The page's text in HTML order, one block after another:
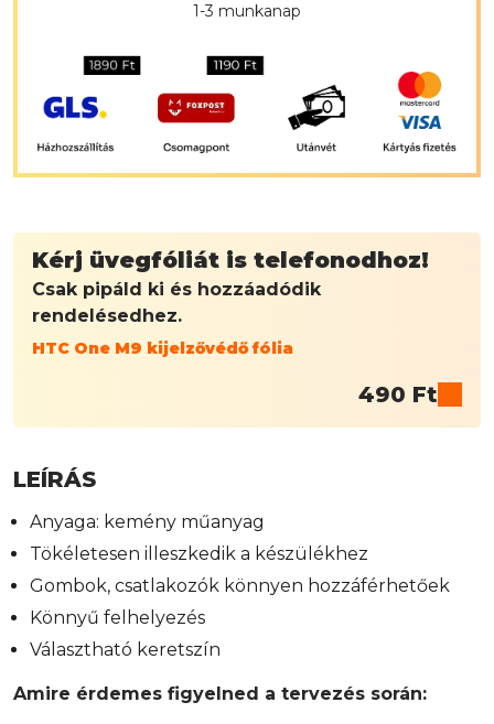
1-3 munkanap
Kérj üvegfóliát is telefonodhoz!
Csak pipáld ki és hozzáadódik
rendelésedhez.
HTC One M9 kijelzővédő fólia
490 Ft
LEÍRÁS
Anyaga: kemény műanyag
Tökéletesen illeszkedik a készülékhez
Gombok, csatlakozók könnyen hozzáférhetőek
Könnyű felhelyezés
Választható keretszín
Amire érdemes figyelned a tervezés során: